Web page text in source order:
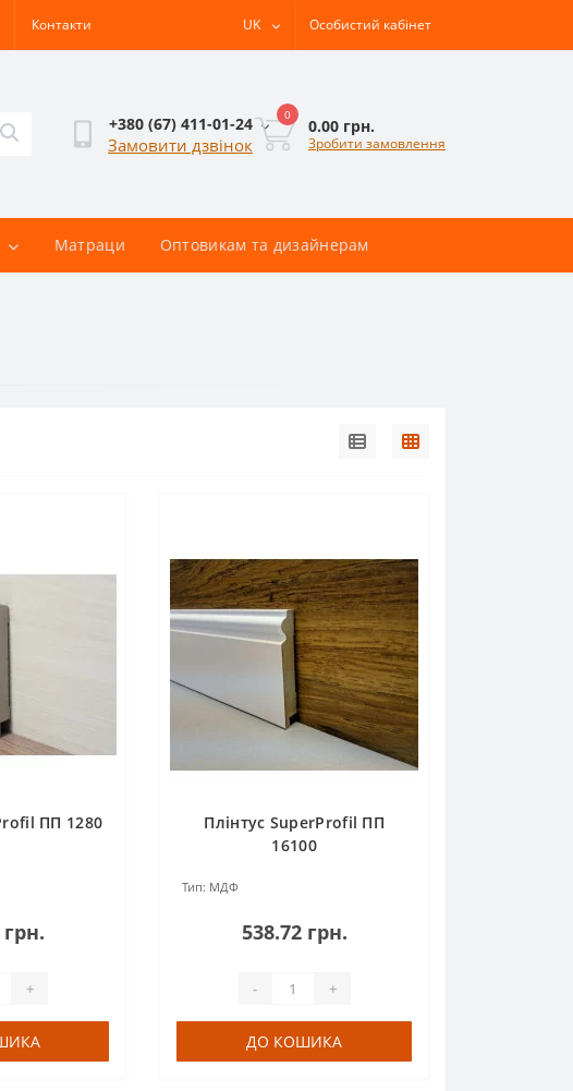
Контакти UK Особистий кабінет
+380 (67) 411-01-24
Замовити дзвінок
0
0.00 грн.
Зробити замовлення
Матраци Оптовикам та дизайнерам
ПП 1280
грн.
+
Плінтус SuperProfil ПП
16100
Тип: МДФ
538.72 грн.
- +
ДО КОШИКА